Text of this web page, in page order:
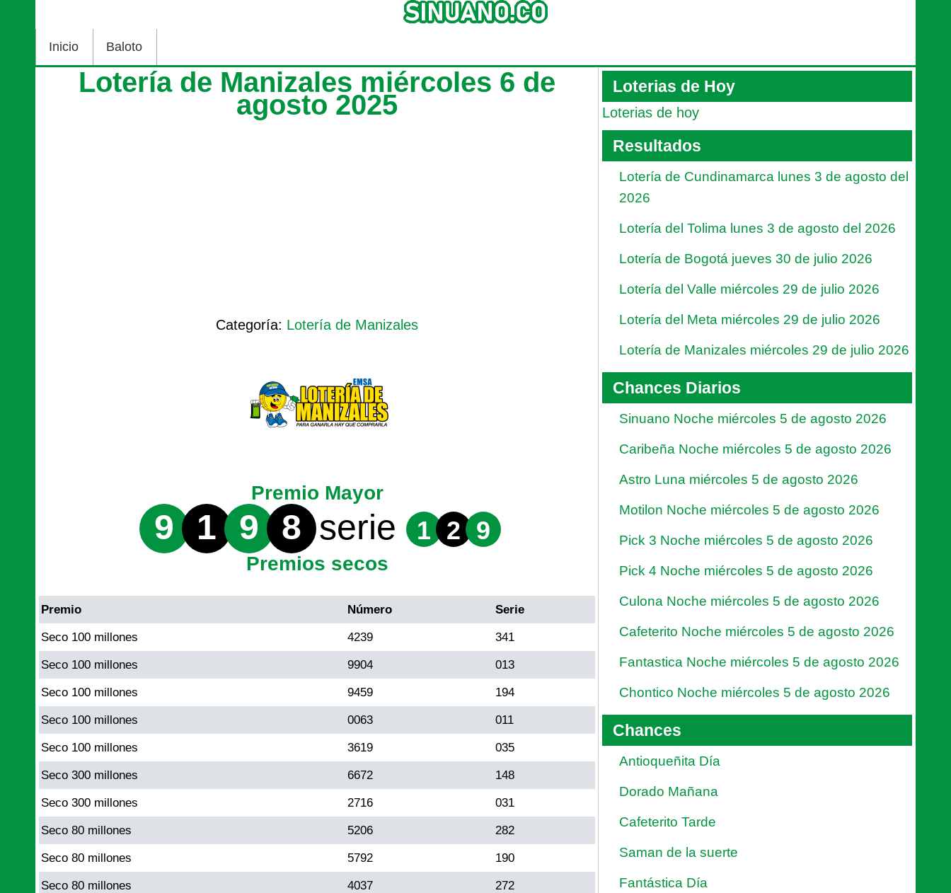
Inicio Baloto
Lotería de Manizales miércoles 6 de
agosto 2025
Categoría: Lotería de Manizales
Premio Mayor
9 1 9 8 serie 1 2 9
Premios secos
Premio Número Serie
Seco 100 millones 4239 341
Seco 100 millones 9904 013
Seco 100 millones 9459 194
Seco 100 millones 0063 011
Seco 100 millones 3619 035
Seco 300 millones 6672 148
Seco 300 millones 2716 031
Seco 80 millones 5206 282
Seco 80 millones 5792 190
Seco 80 millones 4037 272
Loterias de Hoy
Loterias de hoy
Resultados
Lotería de Cundinamarca lunes 3 de agosto del
2026
Lotería del Tolima lunes 3 de agosto del 2026
Lotería de Bogotá jueves 30 de julio 2026
Lotería del Valle miércoles 29 de julio 2026
Lotería del Meta miércoles 29 de julio 2026
Lotería de Manizales miércoles 29 de julio 2026
Chances Diarios
Sinuano Noche miércoles 5 de agosto 2026
Caribeña Noche miércoles 5 de agosto 2026
Astro Luna miércoles 5 de agosto 2026
Motilon Noche miércoles 5 de agosto 2026
Pick 3 Noche miércoles 5 de agosto 2026
Pick 4 Noche miércoles 5 de agosto 2026
Culona Noche miércoles 5 de agosto 2026
Cafeterito Noche miércoles 5 de agosto 2026
Fantastica Noche miércoles 5 de agosto 2026
Chontico Noche miércoles 5 de agosto 2026
Chances
Antioqueñita Día
Dorado Mañana
Cafeterito Tarde
Saman de la suerte
Fantástica Día